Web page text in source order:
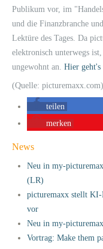
Publikum vor, im
und die Finanzbranche
Lektüre des Tages. Da
elektronisch unterwegs
ungewohnt an. Hier
(Quelle: picturemaxx.com)
teilen
merken
News
Neu in my-
(LR)
picturemaxx stellt KI-
vor
Neu in my-
Vortrag: Make them